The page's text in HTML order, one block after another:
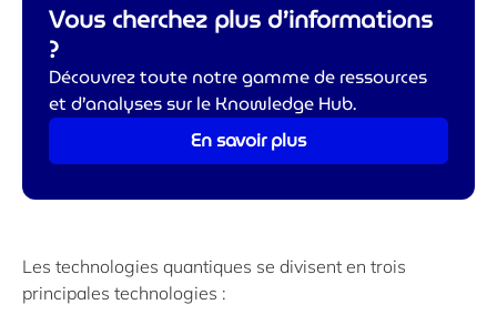
Vous cherchez plus d’informations
?
Découvrez toute notre gamme de ressources
et d’analyses sur le Knowledge Hub.
En savoir plus
Les technologies quantiques se divisent en trois
principales technologies :